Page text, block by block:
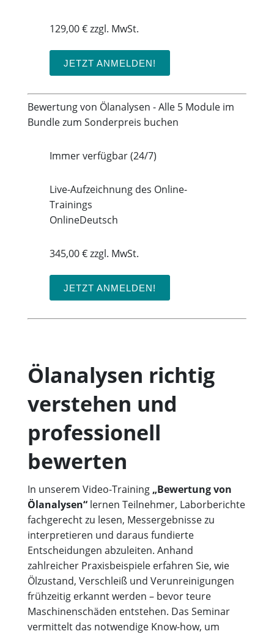
129,00 € zzgl. MwSt.
JETZT ANMELDEN!
Bewertung von Ölanalysen - Alle 5 Module im
Bundle zum Sonderpreis buchen
Immer verfügbar (24/7)
Live-Aufzeichnung des Online-
Trainings
OnlineDeutsch
345,00 € zzgl. MwSt.
JETZT ANMELDEN!
Ölanalysen richtig
verstehen und
professionell
bewerten
In unserem Video-Training „Bewertung von
Ölanalysen“lernen Teilnehmer, Laborberichte
fachgerecht zu lesen, Messergebnisse zu
interpretieren und daraus fundierte
Entscheidungen abzuleiten. Anhand
zahlreicher Praxisbeispiele erfahren Sie, wie
Ölzustand, Verschleiß und Verunreinigungen
frühzeitig erkannt werden – bevor teure
Maschinenschäden entstehen. Das Seminar
vermittelt das notwendige Know-how, um